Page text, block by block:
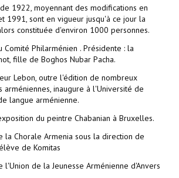
1922, moyennant des modifications en
1991, sont en vigueur jusqu'à ce jour la
constituée d'environ 1000 personnes.
Comité Philarménien . Présidente : la
fille de Boghos Nubar Pacha.
Lebon, outre l'édition de nombreux
arméniennes, inaugure à l'Université de
langue arménienne.
du peintre Chabanian à Bruxelles.
la Chorale Armenia sous la direction de
de Komitas
l'Union de la Jeunesse Arménienne d'Anvers